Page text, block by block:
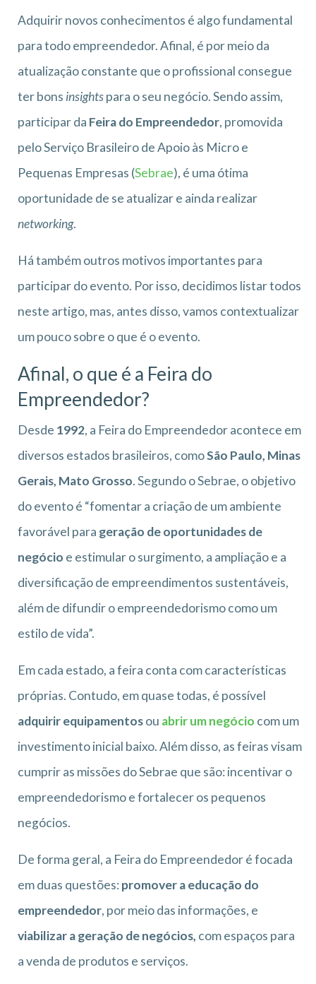
Adquirir novos conhecimentos é algo fundamental
para todo empreendedor. Afinal, é por meio da
atualização constante que o profissional consegue
ter bons insightspara o seu negócio. Sendo assim,
participar da Feira do Empreendedor, promovida
pelo Serviço Brasileiro de Apoio às Micro e
Pequenas Empresas (Sebrae), é uma ótima
oportunidade de se atualizar e ainda realizar
networking.
Há também outros motivos importantes para
participar do evento. Por isso, decidimos listar todos
neste artigo, mas, antes disso, vamos contextualizar
um pouco sobre o que é o evento.
Afinal, o que é a Feira do
Empreendedor?
Desde 1992, a Feira do Empreendedor acontece em
diversos estados brasileiros, comoSão Paulo, Minas
Gerais, Mato Grosso. Segundo o Sebrae, o objetivo
do evento é “fomentar a criação de um ambiente
favorável para geração de oportunidades de
negócio e estimular o surgimento, a ampliação e a
diversificação de empreendimentos sustentáveis,
além de difundir o empreendedorismo como um
estilo de vida”.
Em cada estado, a feira conta com características
próprias. Contudo, em quase todas, é possível
adquirir equipamentosou abrir um negócio com um
investimento inicial baixo. Além disso, as feiras visam
cumprir as missões do Sebrae que são: incentivar o
empreendedorismo e fortalecer os pequenos
negócios.
De forma geral, a Feira do Empreendedor é focada
em duas questões:promover a educação do
empreendedor, por meio das informações, e
viabilizar a geração de negócios, com espaços para
a venda de produtos e serviços.